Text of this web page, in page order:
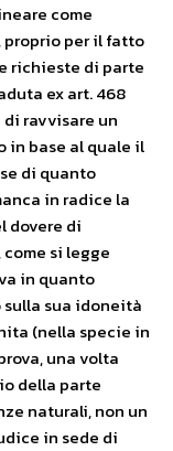
come
proprio per il fatto
richieste di parte
ex art. 468
ravvisare un
in base al quale il
di quanto
in radice la
dovere di
si legge
in quanto
sua idoneità
(nella specie in
una volta
della parte
naturali, non un
in sede di